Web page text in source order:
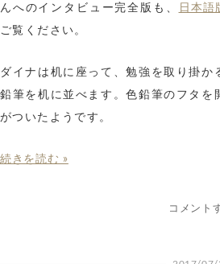
んへのインタビュー完全版も、
日本語
ご覧ください。
ダイナは机に座って、勉強を取り掛
鉛筆を机に並べます。色鉛筆のフタ
がついたようです。
続きを読む »
コメント